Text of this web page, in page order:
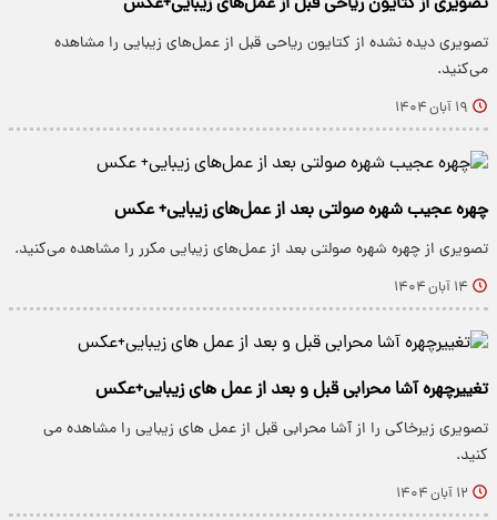
تصویری دیده نشده از کتایون ریاحی قبل از عمل‌های زیبایی را مشاهده
می‌کنید.
۱۹ آبان ۱۴۰۴
چهره عجیب شهره صولتی بعد از عمل‌های زیبایی+ عکس
تصویری از چهره شهره صولتی بعد از عمل‌های زیبایی مکرر را مشاهده می‌کنید.
۱۴ آبان ۱۴۰۴
تغییرچهره آشا محرابی قبل و بعد از عمل های زیبایی+عکس
تصویری زیرخاکی را از آشا محرابی قبل از عمل های زیبایی را مشاهده می
کنید.
۱۲ آبان ۱۴۰۴